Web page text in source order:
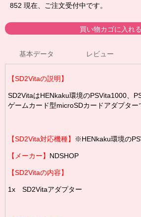
852 現在、ご注文受付中です。
基本データ レビュー
【SD2Vitaの説明】
SD2VitaはHENkaku環境のPSVita1000、
ゲームカード型microSDカードアダプター
【SD2Vita対応機種】 ※HENkaku環境の
【メーカー】 NDSHOP
【SD2Vitaの内容】
1x SD2Vitaアダプター